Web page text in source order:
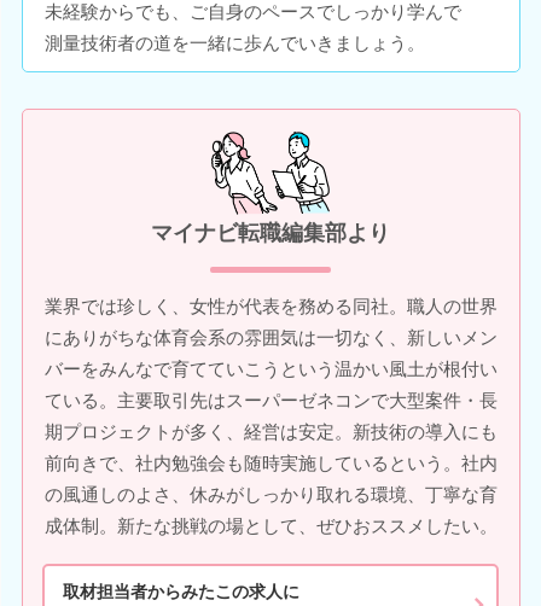
未経験からでも、ご自身のペースでしっかり学んで
測量技術者の道を一緒に歩んでいきましょう。
マイナビ転職編集部より
業界では珍しく、女性が代表を務める同社。職人の世界
にありがちな体育会系の雰囲気は一切なく、新しいメン
バーをみんなで育てていこうという温かい風土が根付い
ている。主要取引先はスーパーゼネコンで大型案件・長
期プロジェクトが多く、経営は安定。新技術の導入にも
前向きで、社内勉強会も随時実施しているという。社内
の風通しのよさ、休みがしっかり取れる環境、丁寧な育
成体制。新たな挑戦の場として、ぜひおススメしたい。
取材担当者からみたこの求人に